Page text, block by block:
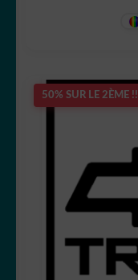
50% SUR LE 2ÈME !!